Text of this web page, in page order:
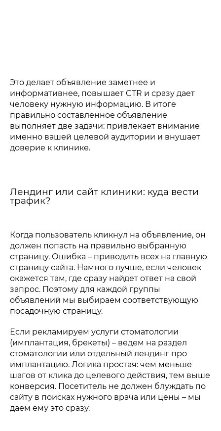
Это делает объявление заметнее и
информативнее, повышает CTR и сразу дает
человеку нужную информацию. В итоге
правильно составленное объявление
выполняет две задачи: привлекает внимание
именно вашей целевой аудитории и внушает
доверие к клинике.
Лендинг или сайт клиники: куда вести
трафик?
Когда пользователь кликнул на объявление, он
должен попасть на правильно выбранную
страницу. Ошибка – приводить всех на главную
страницу сайта. Намного лучше, если человек
окажется там, где сразу найдет ответ на свой
запрос. Поэтому для каждой группы
объявлений мы выбираем соответствующую
посадочную страницу.
Если рекламируем услуги стоматологии
(имплантация, брекеты) – ведем на раздел
стоматологии или отдельный лендинг про
имплантацию. Логика простая: чем меньше
шагов от клика до целевого действия, тем выше
конверсия. Посетитель не должен блуждать по
сайту в поисках нужного врача или цены – мы
даем ему это сразу.